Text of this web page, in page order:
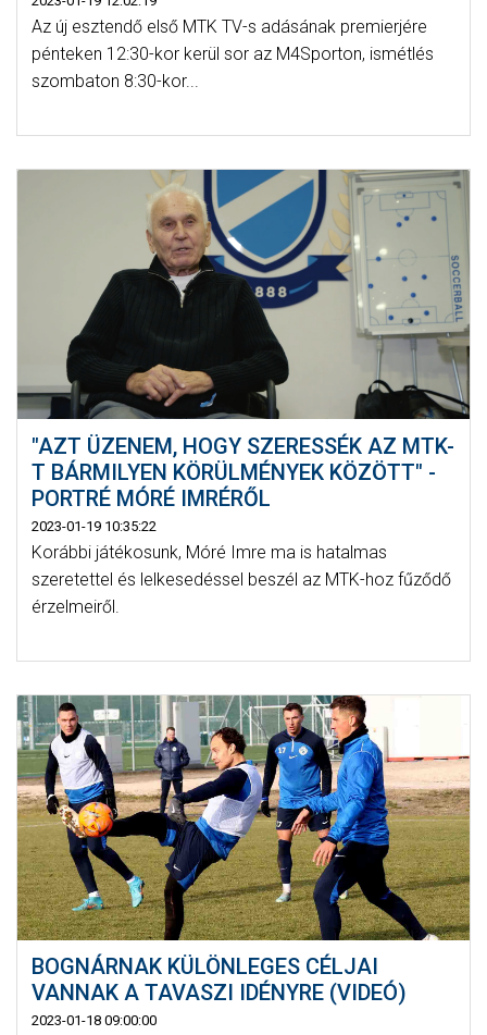
Az új esztendő első MTK TV-s adásának premierjére
pénteken 12:30-kor kerül sor az M4Sporton, ismétlés
szombaton 8:30-kor...
"AZT ÜZENEM, HOGY SZERESSÉK AZ MTK-
T BÁRMILYEN KÖRÜLMÉNYEK KÖZÖTT" -
PORTRÉ MÓRÉ IMRÉRŐL
2023-01-19 10:35:22
Korábbi játékosunk, Móré Imre ma is hatalmas
szeretettel és lelkesedéssel beszél az MTK-hoz fűződő
érzelmeiről.
BOGNÁRNAK KÜLÖNLEGES CÉLJAI
VANNAK A TAVASZI IDÉNYRE (VIDEÓ)
2023-01-18 09:00:00